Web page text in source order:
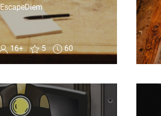
EscapeDiem
16+ 5 60